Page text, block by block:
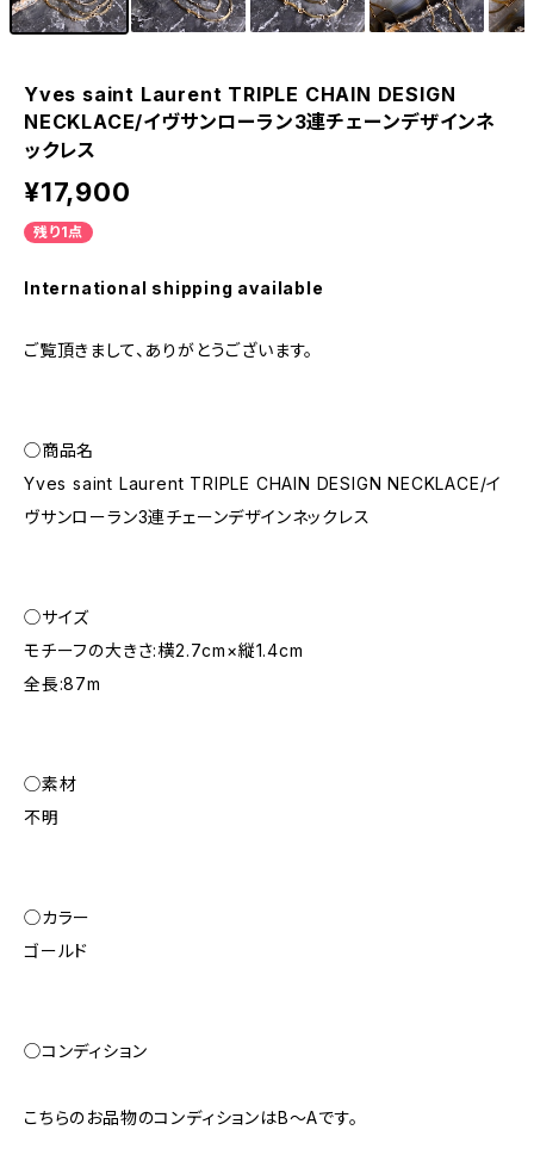
Yves saint Laurent TRIPLE CHAIN DESIGN
NECKLACE/イヴサンローラン3連チェーンデザインネ
ックレス
¥17,900
残り1点
International shipping available
ご覧頂きまして、ありがとうございます。
◯商品名
Yves saint Laurent TRIPLE CHAIN DESIGN NECKLACE/イ
ヴサンローラン3連チェーンデザインネックレス
◯サイズ
モチーフの大きさ:横2.7cm×縦1.4cm
全長:87m
◯素材
不明
◯カラー
ゴールド
◯コンディション
こちらのお品物のコンディションはB〜Aです。